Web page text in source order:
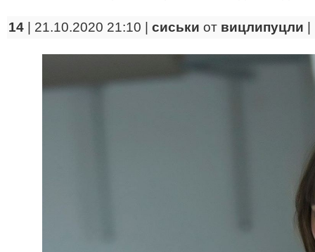
14 | 21.10.2020 21:10 | сиськи от вицлипуцли